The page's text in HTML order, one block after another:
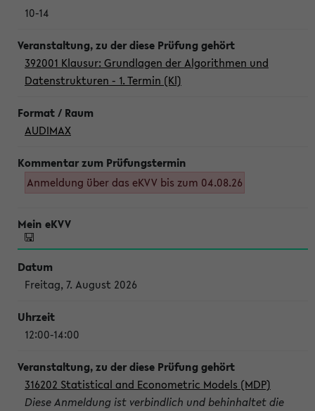
10-14
392001 Klausur: Grundlagen der Algorithmen und
Datenstrukturen - 1. Termin (Kl)
AUDIMAX
Anmeldung über das eKVV bis zum 04.08.26
Freitag, 7. August 2026
12:00-14:00
316202 Statistical and Econometric Models (MDP)
Diese Anmeldung ist verbindlich und behinhaltet die